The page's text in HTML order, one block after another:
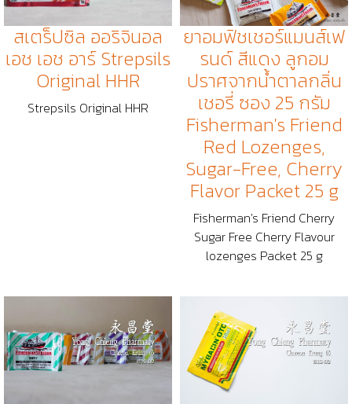
สเตร็ปซิล ออริจินอล
เอช เอช อาร์ Strepsils
Original HHR
Strepsils Original HHR
ยาอมฟิชเชอร์แมนส์เฟ
รนด์ สีแดง ลูกอม
ปราศจากน้ำตาลกลิ่น
เชอรี่ ซอง 25 กรัม
Fisherman's Friend
Red Lozenges,
Sugar-Free, Cherry
Flavor Packet 25 g
Fisherman's Friend Cherry
Sugar Free Cherry Flavour
lozenges Packet 25 g